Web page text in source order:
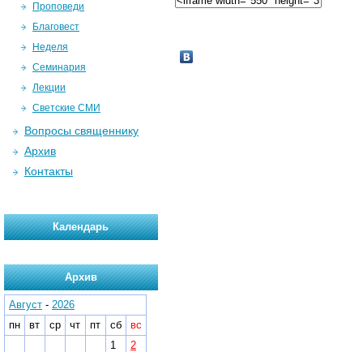
Проповеди
Благовест
Неделя
Семинария
Лекции
Светские СМИ
Вопросы священнику
Архив
Контакты
Календарь
Архив
Август - 2026
пн
вт ср чт пт сб
вс
1
2